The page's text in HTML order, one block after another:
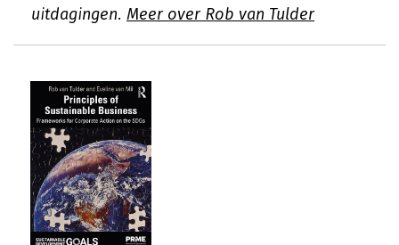
uitdagingen. Meer over Rob van Tulder